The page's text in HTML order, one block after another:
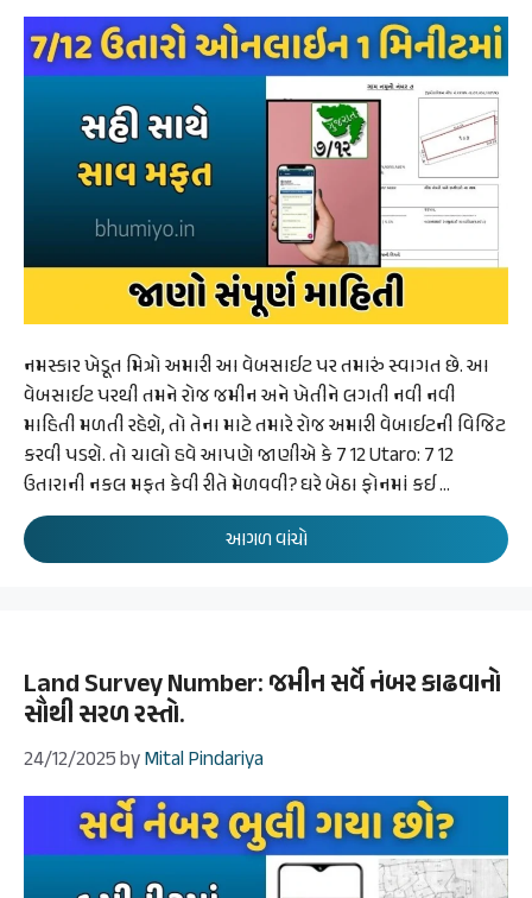
નમસ્કાર ખેડૂત મિત્રો અમારી આ વેબસાઈટ પર તમારું સ્વાગત છે. આ
વેબસાઈટ પરથી તમને રોજ જમીન અને ખેતીને લગતી નવી નવી
માહિતી મળતી રહેશે, તો તેના માટે તમારે રોજ અમારી વેબાઈટની વિજિટ
કરવી પડશે. તો ચાલો હવે આપણે જાણીએ કે 7 12 Utaro: 7 12
ઉતારાની નકલ મફત કેવી રીતે મેળવવી? ઘરે બેઠા ફોનમાં કઈ …
આગળ વાંચો
Land Survey Number: જમીન સર્વે નંબર કાઢવાનો
સૌથી સરળ રસ્તો.
24/12/2025byMital Pindariya